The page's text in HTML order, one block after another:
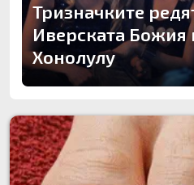
Тризначките
Иверската Божия
Хонолулу